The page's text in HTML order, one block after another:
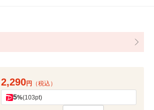
2,290円 （税込）
5%(103pt)